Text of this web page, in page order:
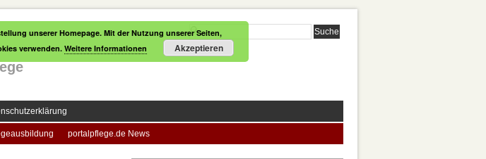
portalpflege.de News
unserer Homepage. Mit der Nutzung unserer Seiten,
verwenden. Weitere Informationen Akzeptieren